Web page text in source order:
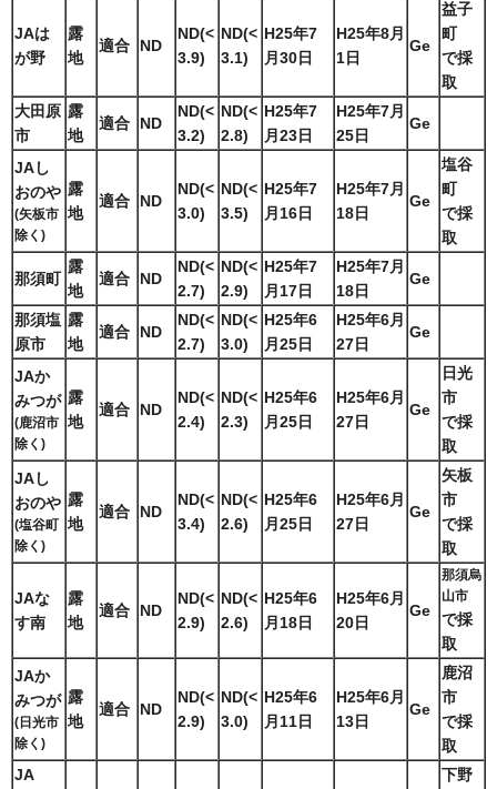
JAは
が野
露
地
適合 ND
ND(<
3.9)
ND(<
3.1)
H25年7
月30日
H25年8月
1日
Ge
益子
町
で採
取
大田原
市
露
地
適合 ND
ND(<
3.2)
ND(<
2.8)
H25年7
月23日
H25年7月
25日
Ge
JAし
おのや
(矢板市
除く)
露
地
適合 ND
ND(<
3.0)
ND(<
3.5)
H25年7
月16日
H25年7月
18日
Ge
塩谷
町
で採
取
那須町
露
地
適合 ND
ND(<
2.7)
ND(<
2.9)
H25年7
月17日
H25年7月
18日
Ge
那須塩
原市
露
地
適合 ND
ND(<
2.7)
ND(<
3.0)
H25年6
月25日
H25年6月
27日
Ge
JAか
みつが
(鹿沼市
除く)
露
地
適合 ND
ND(<
2.4)
ND(<
2.3)
H25年6
月25日
H25年6月
27日
Ge
日光
市
で採
取
JAし
おのや
(塩谷町
除く)
露
地
適合 ND
ND(<
3.4)
ND(<
2.6)
H25年6
月25日
H25年6月
27日
Ge
矢板
市
で採
取
JAな
す南
露
地
適合 ND
ND(<
2.9)
ND(<
2.6)
H25年6
月18日
H25年6月
20日
Ge
那須烏
山市
で採
取
JAか
みつが
(日光市
除く)
露
地
適合 ND
ND(<
2.9)
ND(<
3.0)
H25年6
月11日
H25年6月
13日
Ge
鹿沼
市
で採
取
JA
下野